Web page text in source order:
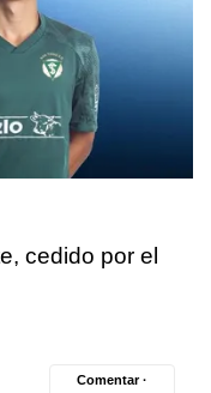
cedido por el
Comentar ·